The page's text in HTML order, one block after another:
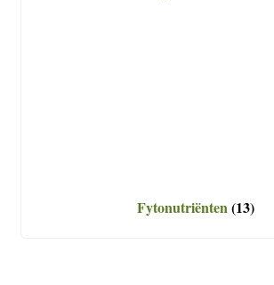
Fytonutriënten(13)